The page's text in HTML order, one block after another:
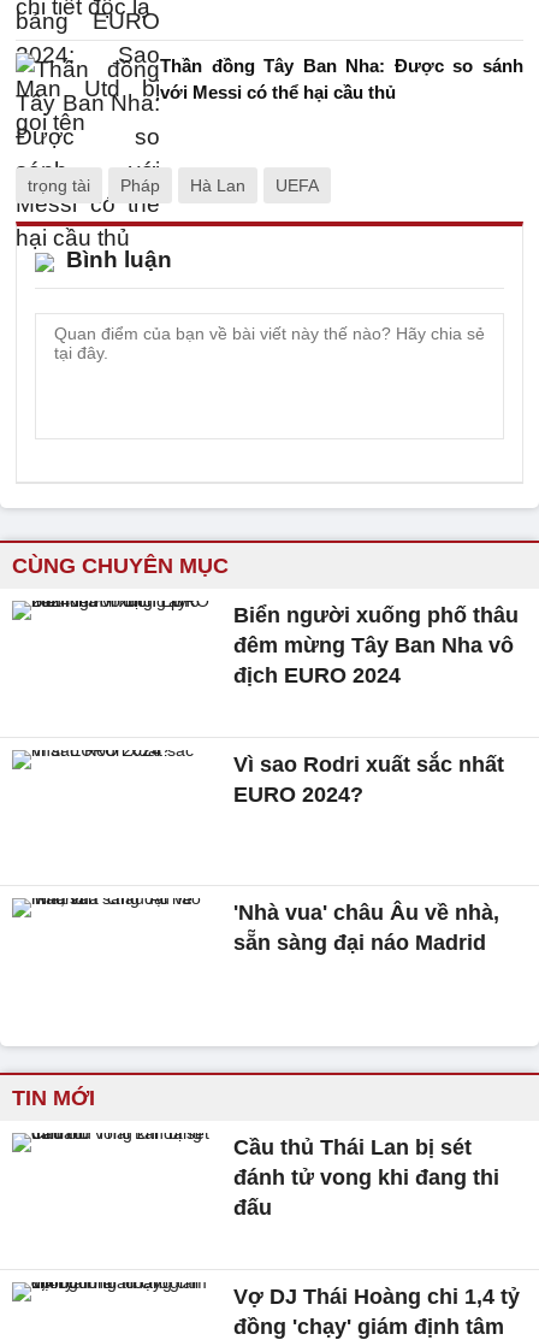
Thần đồng Tây Ban Nha: Được so sánh
với Messi có thể hại cầu thủ
trọng tài Pháp Hà Lan UEFA
Bình luận
CÙNG CHUYÊN MỤC
Biển người xuống phố thâu
đêm mừng Tây Ban Nha vô
địch EURO 2024
Vì sao Rodri xuất sắc nhất
EURO 2024?
'Nhà vua' châu Âu về nhà,
sẵn sàng đại náo Madrid
TIN MỚI
Cầu thủ Thái Lan bị sét
đánh tử vong khi đang thi
đấu
Vợ DJ Thái Hoàng chi 1,4 tỷ
đồng 'chạy' giám định tâm